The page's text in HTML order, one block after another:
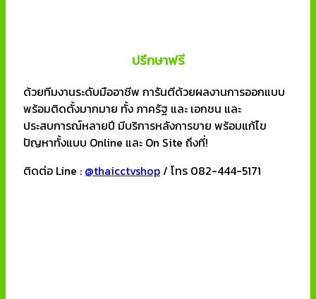
ปรึกษาฟรี
ด้วยทีมงานระดับมืออาชีพ การันตีด้วยผลงานการออกแบบ
พร้อมติดตั้งมากมาย ทั้ง ภาครัฐ และ เอกชน และ
ประสบการณ์หลายปี มีบริการหลังการขาย พร้อมแก้ไข
ปัญหาทั้งแบบ Online และ On Site ถึงที่!
ติดต่อ Line : @thaicctvshop/ โทร 082-444-5171